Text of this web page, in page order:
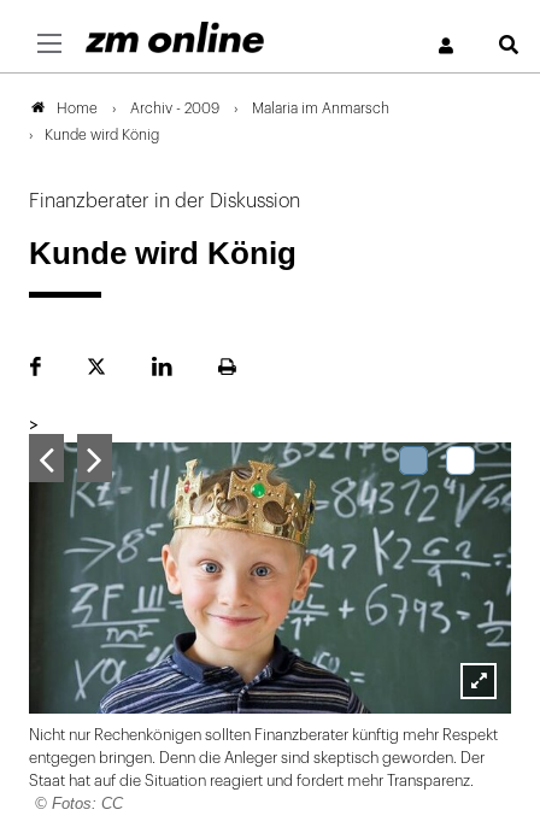
Home Archiv - 2009
Malaria im Anmarsch
Kunde wird König
Finanzberater in der Diskussion
Kunde wird König
FacebookPlattformLinekdInSeite
>
Lightbox
öffnen
Nicht nur Rechenkönigen sollten Finanzberater künftig mehr Respekt
entgegen bringen. Denn die Anleger sind skeptisch geworden. Der
Staat hat auf die Situation reagiert und fordert mehr Transparenz.
© Fotos: CC